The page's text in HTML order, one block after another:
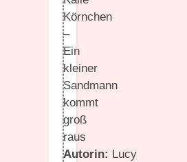
Körnchen
–
Ein
kleiner
Sandmann
kommt
groß
raus
Autorin: Lucy